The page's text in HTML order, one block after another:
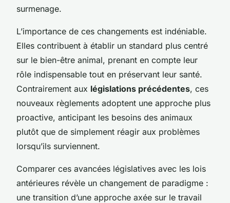
surmenage.
L’importance de ces changements est indéniable.
Elles contribuent à établir un standard plus centré
sur le bien-être animal, prenant en compte leur
rôle indispensable tout en préservant leur santé.
Contrairement aux législations précédentes, ces
nouveaux règlements adoptent une approche plus
proactive, anticipant les besoins des animaux
plutôt que de simplement réagir aux problèmes
lorsqu’ils surviennent.
Comparer ces avancées législatives avec les lois
antérieures révèle un changement de paradigme :
une transition d’une approche axée sur le travail